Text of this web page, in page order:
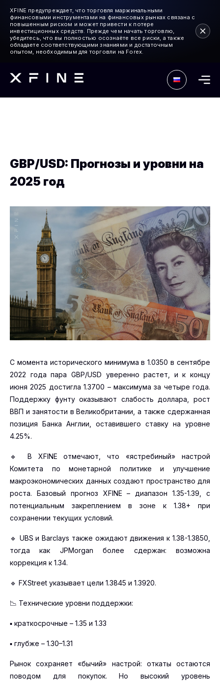
XFINE предупреждает, что торговля маржинальными
финансовыми инструментами на финансовых рынках связана с
повышенным риском и может привести к потере
инвестиционных средств. Прежде чем начать торговлю,
убедитесь, что вы полностью осознаёте все риски, а также
обладаете соответствующими знаниями и достаточным
опытом, необходимым для торговли на Forex.
GBP/USD: Прогнозы и уровни на
2025 год
С момента исторического минимума в 1.0350 в сентябре
2022 года пара GBP/USD уверенно растет, и к концу
июня 2025 достигла 1.3700 – максимума за четыре года.
Поддержку фунту оказывают слабость доллара, рост
ВВП и занятости в Великобритании, а также сдержанная
позиция Банка Англии, оставившего ставку на уровне
4.25%.
🔹 В XFINE отмечают, что «ястребиный» настрой
Комитета по монетарной политике и улучшение
макроэкономических данных создают пространство для
роста. Базовый прогноз XFINE – диапазон 1.35-1.39, с
потенциальным закреплением в зоне к 1.38+ при
сохранении текущих условий.
🔹 UBS и Barclays также ожидают движения к 1.38-1.3850,
тогда как JPMorgan более сдержан: возможна
коррекция к 1.34.
🔹 FXStreet указывает цели 1.3845 и 1.3920.
📉 Технические уровни поддержки:
▪️ краткосрочные – 1.35 и 1.33
▪️ глубже – 1.30–1.31
Рынок сохраняет «бычий» настрой: откаты остаются
поводом для покупок. Но высокий уровень